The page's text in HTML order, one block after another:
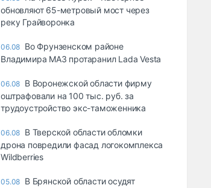
обновляют 65-метровый мост через
реку Грайворонка
06.08 Во Фрунзенском районе
Владимира МАЗ протаранил Lada Vesta
06.08 В Воронежской области фирму
оштрафовали на 100 тыс. руб. за
трудоустройство экс-таможенника
06.08 В Тверской области обломки
дрона повредили фасад логокомплекса
Wildberries
05.08 В Брянской области осудят